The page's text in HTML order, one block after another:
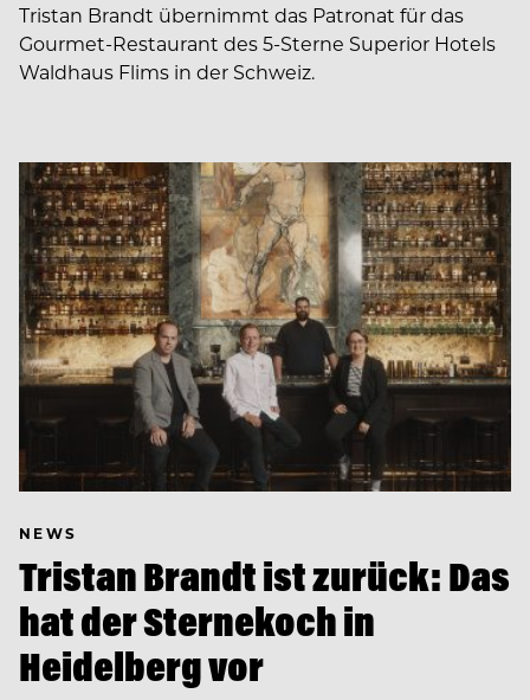
Tristan Brandt übernimmt das Patronat für das
Gourmet-Restaurant des 5-Sterne Superior Hotels
Waldhaus Flims in der Schweiz.
NEWS
Tristan Brandt ist zurück: Das
hat der Sternekoch in
Heidelberg vor